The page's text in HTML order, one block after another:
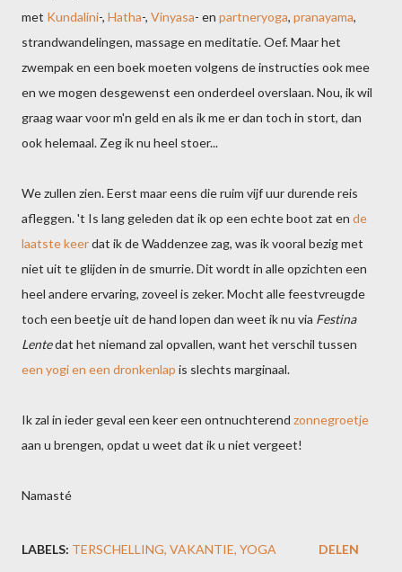
met Kundalini-, Hatha-, Vinyasa- en partneryoga, pranayama,
strandwandelingen, massage en meditatie. Oef. Maar het
zwempak en een boek moeten volgens de instructies ook mee
en we mogen desgewenst een onderdeel overslaan. Nou, ik wil
graag waar voor m'n geld en als ik me er dan toch in stort, dan
ook helemaal. Zeg ik nu heel stoer...
We zullen zien. Eerst maar eens die ruim vijf uur durende reis
afleggen. 't Is lang geleden dat ik op een echte boot zat en de
laatste keerdat ik de Waddenzee zag, was ik vooral bezig met
niet uit te glijden in de smurrie. Dit wordt in alle opzichten een
heel andere ervaring, zoveel is zeker. Mocht alle feestvreugde
toch een beetje uit de hand lopen dan weet ik nu via Festina
Lentedat het niemand zal opvallen, want het verschil tussen
een yogi en een dronkenlap is slechts marginaal.
Ik zal in ieder geval een keer een ontnuchterend zonnegroetje
aan u brengen, opdat u weet dat ik u niet vergeet!
Namasté
LABELS: TERSCHELLING VAKANTIE YOGA DELEN